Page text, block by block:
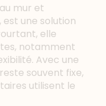
mur et
une solution
elle
notamment
Avec une
souvent fixe,
utilisent le